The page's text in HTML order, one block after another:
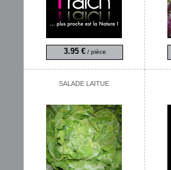
3.95 €/ pièce
SALADE LAITUE